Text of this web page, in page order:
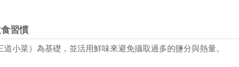
習慣
小菜）為基礎，並活用鮮味來避免攝取過多的鹽分與熱量。